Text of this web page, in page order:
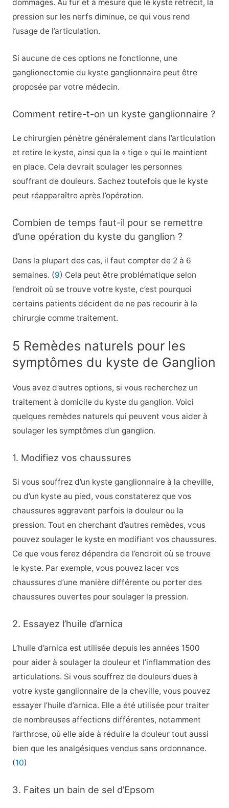
dommages. Au fur et à mesure que le kyste rétrécit, la
pression sur les nerfs diminue, ce qui vous rend
l’usage de l’articulation.
Si aucune de ces options ne fonctionne, une
ganglionectomie du kyste ganglionnaire peut être
proposée par votre médecin.
Comment retire-t-on un kyste ganglionnaire ?
Le chirurgien pénètre généralement dans l’articulation
et retire le kyste, ainsi que la « tige » qui le maintient
en place. Cela devrait soulager les personnes
souffrant de douleurs. Sachez toutefois que le kyste
peut réapparaître après l’opération.
Combien de temps faut-il pour se remettre
d’une opération du kyste du ganglion ?
Dans la plupart des cas, il faut compter de 2 à 6
semaines. (9) Cela peut être problématique selon
l’endroit où se trouve votre kyste, c’est pourquoi
certains patients décident de ne pas recourir à la
chirurgie comme traitement.
5 Remèdes naturels pour les
symptômes du kyste de Ganglion
Vous avez d’autres options, si vous recherchez un
traitement à domicile du kyste du ganglion. Voici
quelques remèdes naturels qui peuvent vous aider à
soulager les symptômes d’un ganglion.
1. Modifiez vos chaussures
Si vous souffrez d’un kyste ganglionnaire à la cheville,
ou d’un kyste au pied, vous constaterez que vos
chaussures aggravent parfois la douleur ou la
pression. Tout en cherchant d’autres remèdes, vous
pouvez soulager le kyste en modifiant vos chaussures.
Ce que vous ferez dépendra de l’endroit où se trouve
le kyste. Par exemple, vous pouvez lacer vos
chaussures d’une manière différente ou porter des
chaussures ouvertes pour soulager la pression.
2. Essayez l’huile d’arnica
L’huile d’arnica est utilisée depuis les années 1500
pour aider à soulager la douleur et l’inflammation des
articulations. Si vous souffrez de douleurs dues à
votre kyste ganglionnaire de la cheville, vous pouvez
essayer l’huile d’arnica. Elle a été utilisée pour traiter
de nombreuses affections différentes, notamment
l’arthrose, où elle aide à réduire la douleur tout aussi
bien que les analgésiques vendus sans ordonnance.
(10)
3. Faites un bain de sel d’Epsom